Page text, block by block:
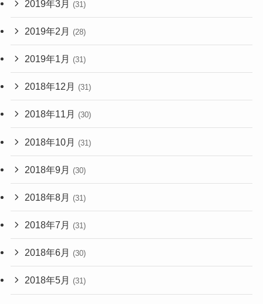
2019年3月 (31)
2019年2月 (28)
2019年1月 (31)
2018年12月 (31)
2018年11月 (30)
2018年10月 (31)
2018年9月 (30)
2018年8月 (31)
2018年7月 (31)
2018年6月 (30)
2018年5月 (31)